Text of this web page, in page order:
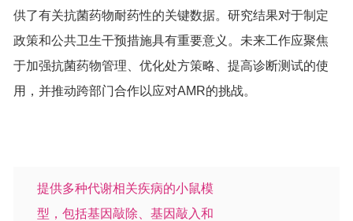
供了有关抗菌药物耐药性的关键数据。研究结果对于制定
政策和公共卫生干预措施具有重要意义。未来工作应聚焦
于加强抗菌药物管理、优化处方策略、提高诊断测试的使
用，并推动跨部门合作以应对AMR的挑战。
提供多种代谢相关疾病的小鼠模
型，包括基因敲除、基因敲入和